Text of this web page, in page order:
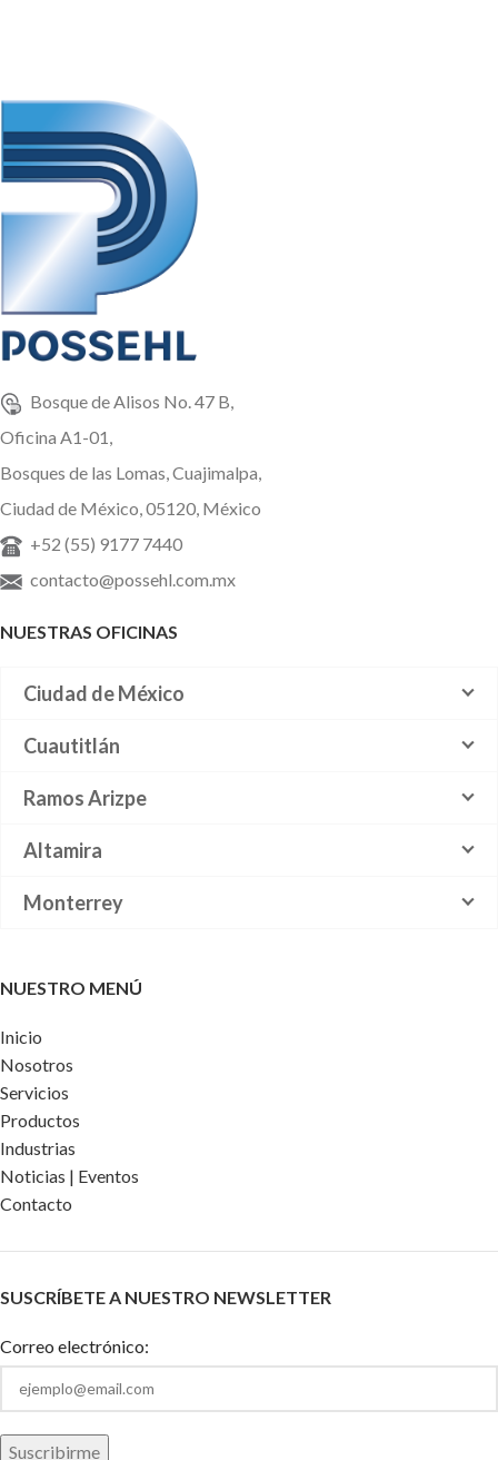
Bosque de Alisos No. 47 B,
Oficina A1-01,
Bosques de las Lomas, Cuajimalpa,
Ciudad de México, 05120, México
+52 (55) 9177 7440
contacto@possehl.com.mx
NUESTRAS OFICINAS
Ciudad de México
Cuautitlán
Ramos Arizpe
Altamira
Monterrey
NUESTRO MENÚ
Inicio
Nosotros
Servicios
Productos
Industrias
Noticias | Eventos
Contacto
SUSCRÍBETE A NUESTRO NEWSLETTER
Correo electrónico: